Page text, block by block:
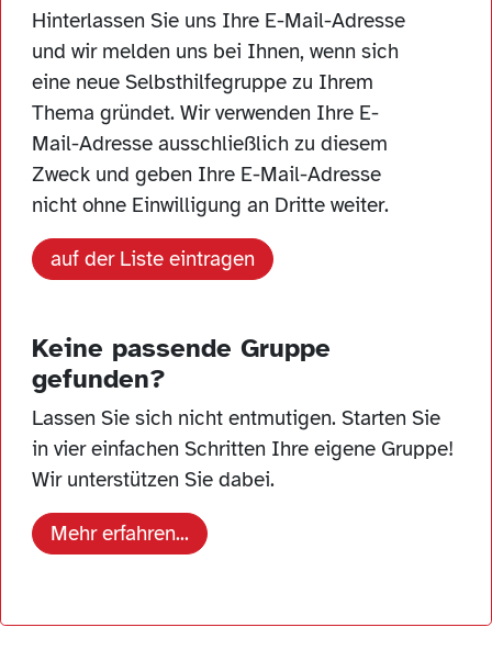
Hinterlassen Sie uns Ihre E-Mail-Adresse
und wir melden uns bei Ihnen, wenn sich
eine neue Selbsthilfegruppe zu Ihrem
Thema gründet. Wir verwenden Ihre E-
Mail-Adresse ausschließlich zu diesem
Zweck und geben Ihre E-Mail-Adresse
nicht ohne Einwilligung an Dritte weiter.
auf der Liste eintragen
Keine passende Gruppe
gefunden?
Lassen Sie sich nicht entmutigen. Starten Sie
in vier einfachen Schritten Ihre eigene Gruppe!
Wir unterstützen Sie dabei.
Mehr erfahren...